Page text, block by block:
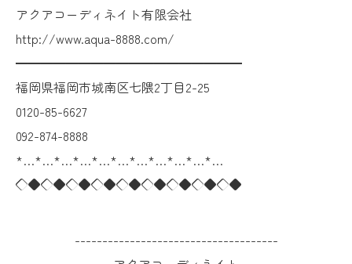
アクアコーディネイト有限会社
http://www.aqua-8888.com/
━━━━━━━━━━━━━━━━━━
福岡県福岡市城南区七隈2丁目2-25
0120-85-6627
092-874-8888
*…*…*…*…*…*…*…*…*…*…*…
◇◆◇◆◇◆◇◆◇◆◇◆◇◆◇◆◇◆
-------------------------------------